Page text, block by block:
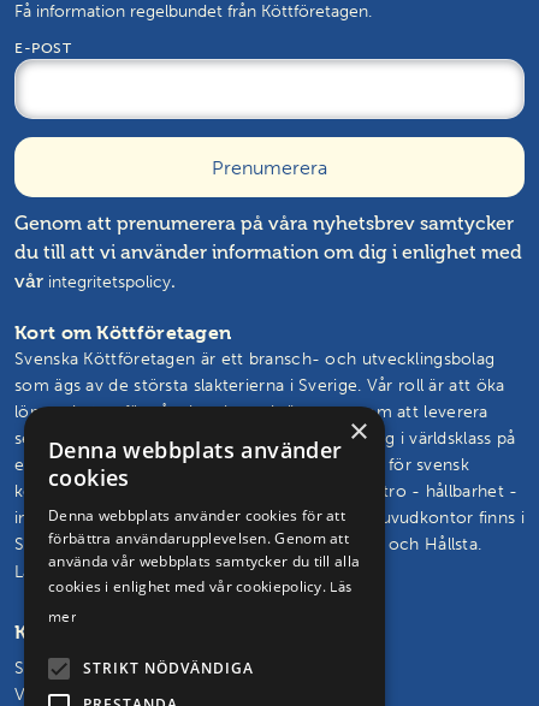
Få information regelbundet från Köttföretagen.
E-POST
Genom att prenumerera på våra nyhetsbrev samtycker
du till att vi använder information om dig i enlighet med
vår integritetspolicy.
Kort om Köttföretagen
Svenska Köttföretagen är ett bransch- och utvecklingsbolag
som ägs av de största slakterierna i Sverige. Vår roll är att öka
lönsamheten för våra kunder och ägare genom att leverera
semin, livdjur, rådgivning och branschutveckling i världsklass på
ett effektivt sätt. Vårt mål är att vända trenden för svensk
köttproduktion. Vi skapar och står för framtidstro - hållbarhet -
innovation – glädje. Svenska Köttföretagens huvudkontor finns i
Skövde och vi driver seminstationer i Hudaryd och Hållsta.
Läs mer om oss och vårt uppdrag
Kontakta oss
Svenska Köttföretagen AB
Vasagatan 29, 541 31 Skövde
×
Denna webbplats använder
cookies
Denna webbplats använder cookies för att
förbättra användarupplevelsen. Genom att
använda vår webbplats samtycker du till alla
cookies i enlighet med vår cookiepolicy. Läs
mer
STRIKT NÖDVÄNDIGA